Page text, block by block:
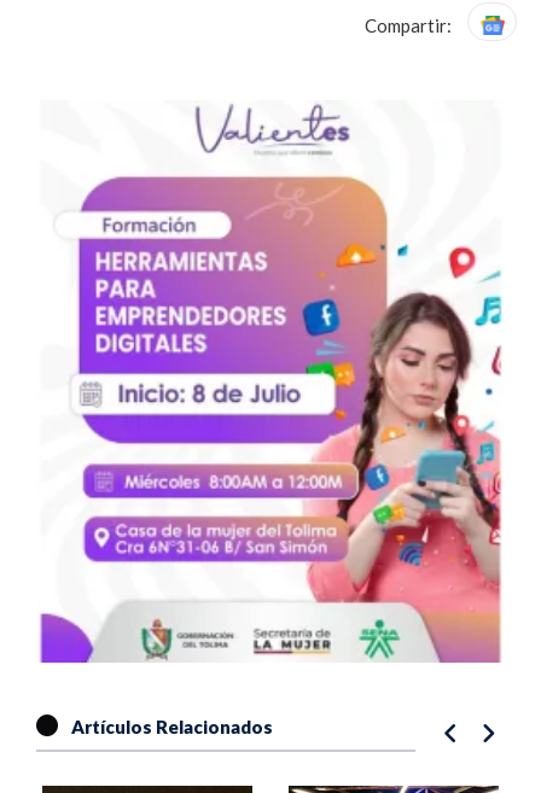
Compartir:
Artículos Relacionados